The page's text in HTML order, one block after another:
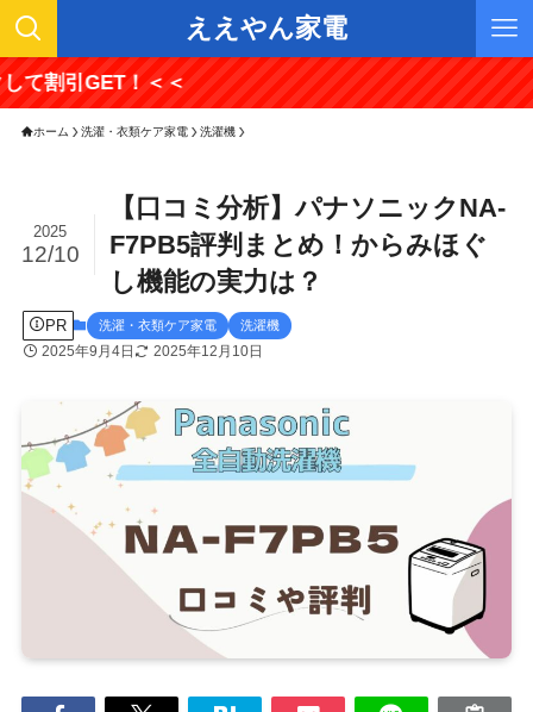
ええやん家電
！＜＜
ホーム 洗濯・衣類ケア家電 洗濯機
【口コミ分析】パナソニックNA-
F7PB5評判まとめ！からみほぐ
し機能の実力は？
2025
12/10
PR 洗濯・衣類ケア家電 洗濯機
2025年9月4日 2025年12月10日